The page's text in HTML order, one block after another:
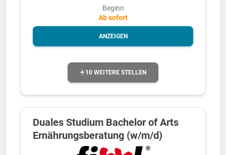
Beginn
Ab sofort
ANZEIGEN
10 WEITERE STELLEN
Duales Studium Bachelor of Arts
Ernährungsberatung (w/m/d)